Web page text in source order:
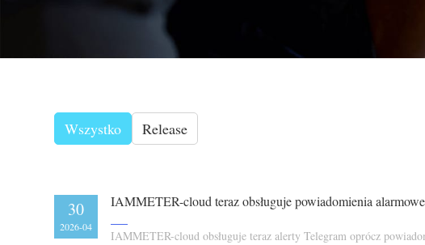
Wszystko Release
30
2026-04
IAMMETER-cloud obsługuje teraz alerty Telegram oprócz